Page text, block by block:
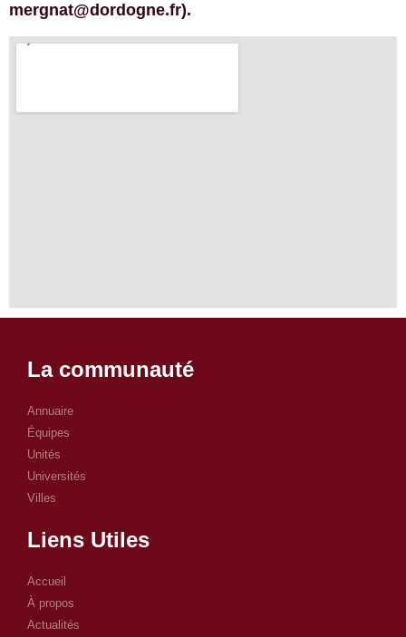
mergnat@dordogne.fr).
La communauté
Annuaire
Équipes
Unités
Universités
Villes
Liens Utiles
Accueil
À propos
Actualités